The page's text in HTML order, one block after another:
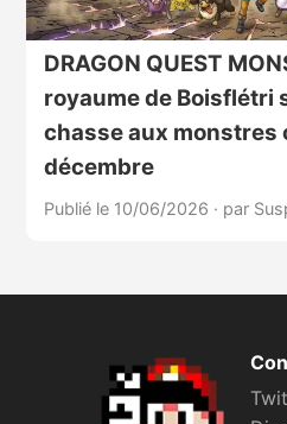
DRAGON QUEST
royaume de Boisflétri
chasse aux monstres
décembre
Publié le 10/06/2026 · par